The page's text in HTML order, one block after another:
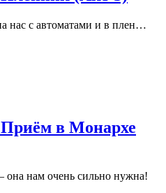
нас с автоматами и в плен…
в Монархе
нам очень сильно нужна!